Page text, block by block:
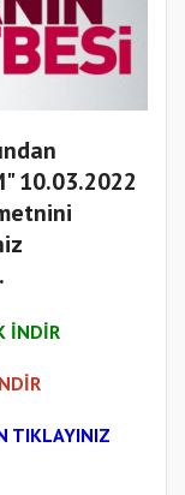
10.03.2022
İNDİR
TIKLAYINIZ